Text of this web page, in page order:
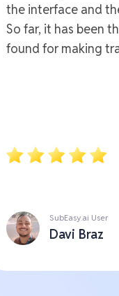
the interface and
So far, it has been
found for making
SubEasy.ai User
Davi Braz